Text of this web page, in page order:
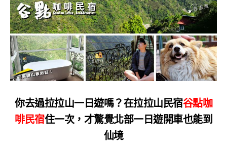
你去過拉拉山一日遊嗎？在拉拉山民宿谷點咖
啡民宿住一次，才驚覺北部一日遊開車也能到
仙境